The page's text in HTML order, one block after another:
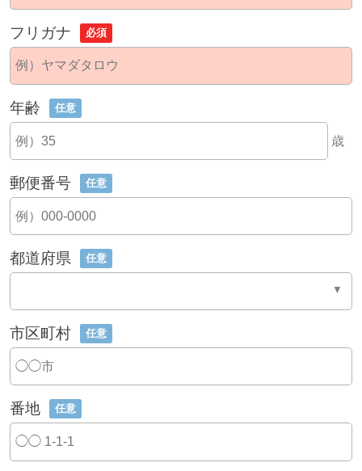
フリガナ 必須
年齢 任意
歳
郵便番号 任意
都道府県 任意
市区町村 任意
番地 任意